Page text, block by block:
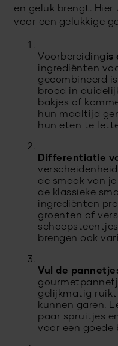
en geluk brengt.
voor een gelukkige
Voorbereidingis
ingrediënten
gecombineerd
brood in
bakjes of
hun maaltijd
hun eten te
Differentiatie
de smaak van
de klassieke
ingrediënten
groenten of
brengen ook
Vul de
gelijkmatig ruikt
kunnen garen.
paar spruitjes
voor een goede